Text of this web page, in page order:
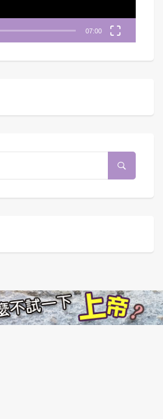
07:00